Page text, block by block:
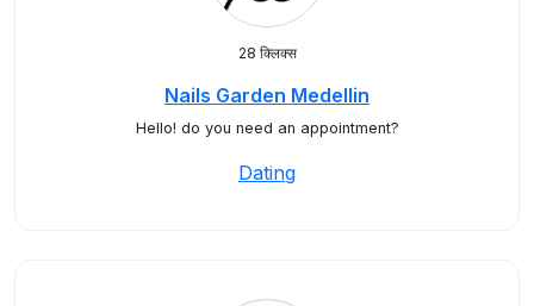
28 क्लिक्स
Nails Garden Medellin
Hello! do you need an appointment?
Dating